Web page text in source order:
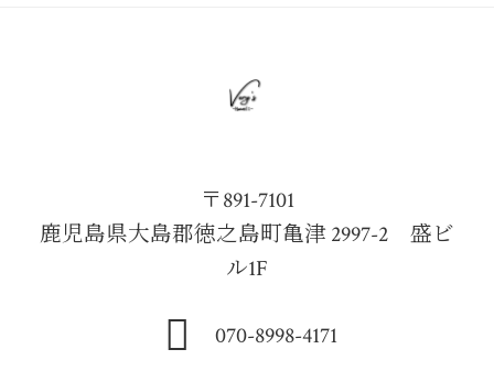
〒891-7101
鹿児島県大島郡徳之島町亀津 2997-2 盛ビ
ル1F
070-8998-4171